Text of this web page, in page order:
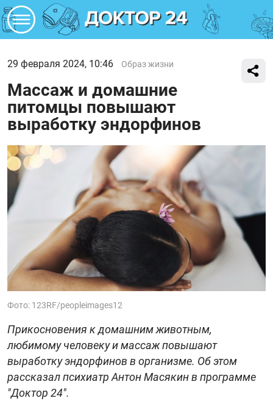
29 февраля 2024, 10:46 Образ жизни
Массаж и домашние
питомцы повышают
выработку эндорфинов
Фото: 123RF/peopleimages12
Прикосновения к домашним животным,
любимому человеку и массаж повышают
выработку эндорфинов в организме. Об этом
рассказал психиатр Антон Масякин в программе
"Доктор 24".